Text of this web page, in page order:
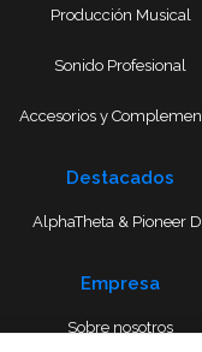
Producción Musical
Sonido Profesional
Accesorios y
Destacados
AlphaTheta & Pioneer
Empresa
Sobre nosotros